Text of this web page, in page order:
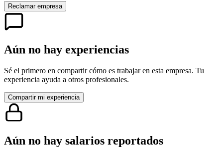
Reclamar empresa
Aún no hay experiencias
Sé el primero en compartir cómo es trabajar en esta empresa. Tu
experiencia ayuda a otros profesionales.
Compartir mi experiencia
Aún no hay salarios reportados